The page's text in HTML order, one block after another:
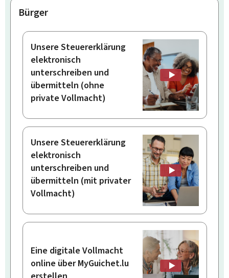
Bürger
Unsere Steuererklärung
elektronisch
unterschreiben und
übermitteln (ohne
private Vollmacht)
Unsere Steuererklärung
elektronisch
unterschreiben und
übermitteln (mit privater
Vollmacht)
Eine digitale Vollmacht
online über MyGuichet.lu